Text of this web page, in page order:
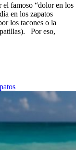
el famoso “dolor en los
en los zapatos
los tacones o la
Por eso,